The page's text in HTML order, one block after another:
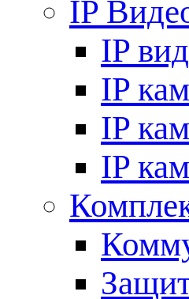
IP
IP
IP
IP
IP